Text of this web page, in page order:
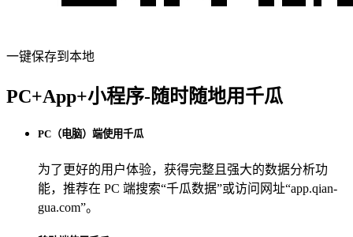
一键保存到本地
PC+App+小程序-随时随地用千瓜
PC（电脑）端使用千瓜
为了更好的用户体验，获得完整且强大的数据分析功
能，推荐在 PC 端搜索“千瓜数据”或访问网址“app.qian-
gua.com”。